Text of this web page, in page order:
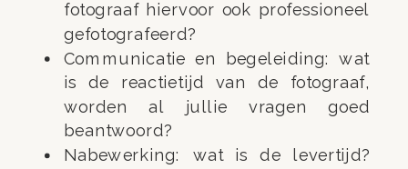
fotograaf hiervoor ook professioneel
gefotografeerd?
Communicatie en begeleiding: wat
is de reactietijd van de fotograaf,
worden al jullie vragen goed
beantwoord?
Nabewerking: wat is de levertijd?